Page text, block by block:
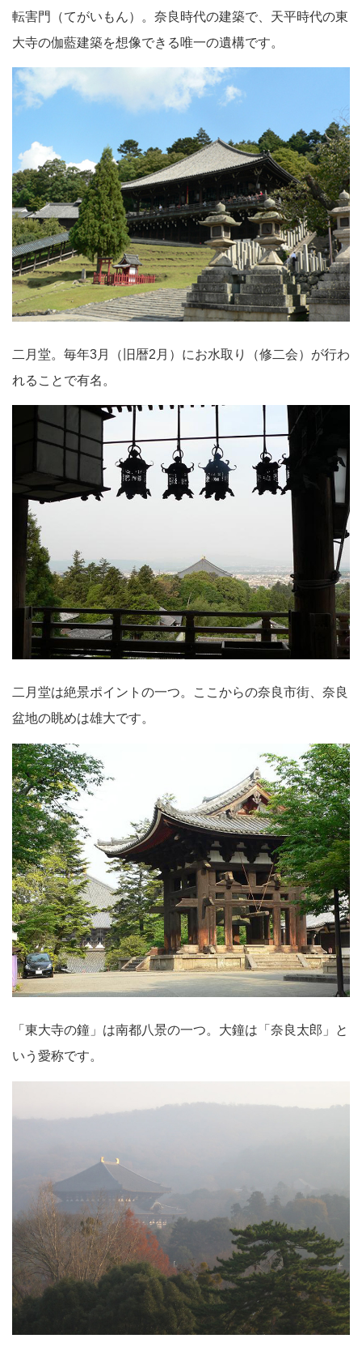
転害門（てがいもん）。奈良時代の建築で、天平時代の東
大寺の伽藍建築を想像できる唯一の遺構です。
二月堂。毎年3月（旧暦2月）にお水取り（修二会）が行わ
れることで有名。
二月堂は絶景ポイントの一つ。ここからの奈良市街、奈良
盆地の眺めは雄大です。
「東大寺の鐘」は南都八景の一つ。大鐘は「奈良太郎」と
いう愛称です。